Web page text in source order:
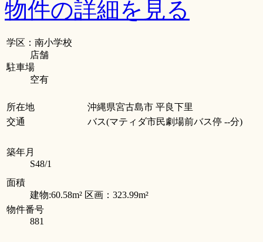
物件の詳細を見る
学区：南小学校
店舗
駐車場
空有
所在地
沖縄県宮古島市 平良下里
交通
バス(マティダ市民劇場前バス停 --分)
築年月
S48/1
面積
建物:60.58m² 区画：323.99m²
物件番号
881